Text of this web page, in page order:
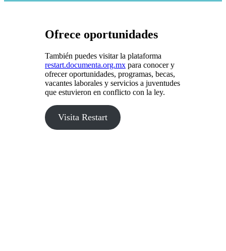
Ofrece oportunidades
También puedes visitar la plataforma
restart.documenta.org.mxpara conocer y
ofrecer oportunidades, programas, becas,
vacantes laborales y servicios a juventudes
que estuvieron en conflicto con la ley.
Visita Restart